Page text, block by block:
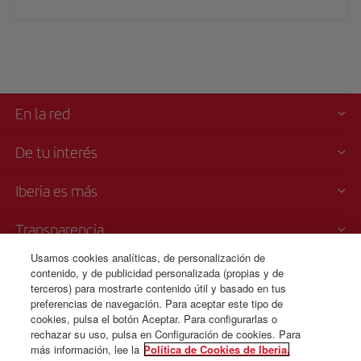
En la red
De tu interés
Iberia es más
Transparencia
Venta telefónica
000 4054212
Call center
Lunes a domingo 00:00 - 24:00 horas ( español e inglés).
Usamos cookies analíticas, de personalización de
contenido, y de publicidad personalizada (propias y de
terceros) para mostrarte contenido útil y basado en tus
preferencias de navegación. Para aceptar este tipo de
cookies, pulsa el botón Aceptar. Para configurarlas o
rechazar su uso, pulsa en Configuración de cookies. Para
más información, lee la Política de Cookies de Iberia.